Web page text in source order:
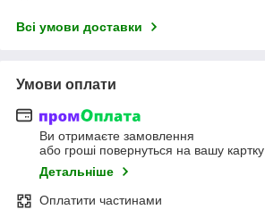
Всі умови доставки
Умови оплати
Ви отримаєте замовлення
або гроші повернуться на вашу картку
Детальніше
Оплатити частинами